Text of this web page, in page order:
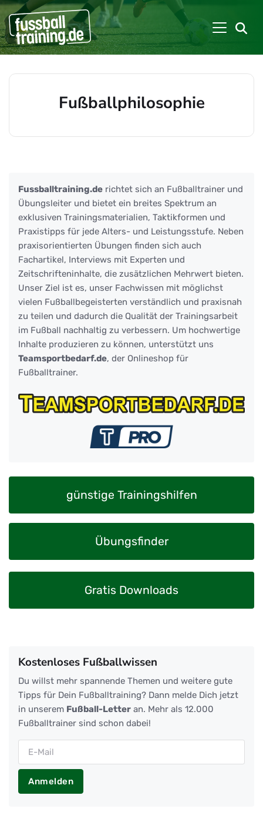
Fußballphilosophie
Fussballtraining.de richtet sich an Fußballtrainer und
Übungsleiter und bietet ein breites Spektrum an
exklusiven Trainingsmaterialien, Taktikformen und
Praxistipps für jede Alters- und Leistungsstufe. Neben
praxisorientierten Übungen finden sich auch
Fachartikel, Interviews mit Experten und
Zeitschrifteninhalte, die zusätzlichen Mehrwert bieten.
Unser Ziel ist es, unser Fachwissen mit möglichst
vielen Fußballbegeisterten verständlich und praxisnah
zu teilen und dadurch die Qualität der Trainingsarbeit
im Fußball nachhaltig zu verbessern. Um hochwertige
Inhalte produzieren zu können, unterstützt uns
Teamsportbedarf.de, der Onlineshop für
Fußballtrainer.
günstige Trainingshilfen
Übungsfinder
Gratis Downloads
Kostenloses Fußballwissen
Du willst mehr spannende Themen und weitere gute
Tipps für Dein Fußballtraining? Dann melde Dich jetzt
in unserem Fußball-Letter an. Mehr als 12.000
Fußballtrainer sind schon dabei!
Anmelden